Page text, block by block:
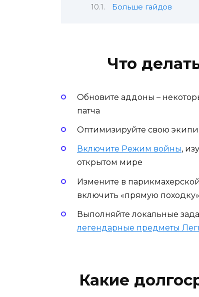
Больше гайдов
Что
Обновите аддоны –
патча
Оптимизируйте свою
Включите Режим войны,
открытом мире
Измените в
включить «прямую походку»
Выполняйте локальные
легендарные предметы
Какие